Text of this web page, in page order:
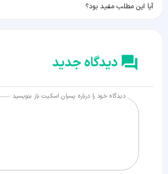
آیا این مطلب مفید بود؟
دیدگاه جدید
دیدگاه خود را درباره پسران اسکیت باز بنویسید